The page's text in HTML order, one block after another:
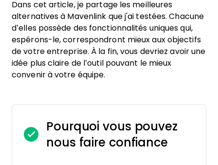
Dans cet article, je partage les meilleures
alternatives à Mavenlink que j'ai testées. Chacune
d’elles possède des fonctionnalités uniques qui,
espérons-le, correspondront mieux aux objectifs
de votre entreprise. À la fin, vous devriez avoir une
idée plus claire de l’outil pouvant le mieux
convenir à votre équipe.
Pourquoi vous pouvez
nous faire confiance